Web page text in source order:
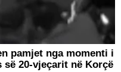
pamjet nga momenti i
20-vjeçarit në Korçë